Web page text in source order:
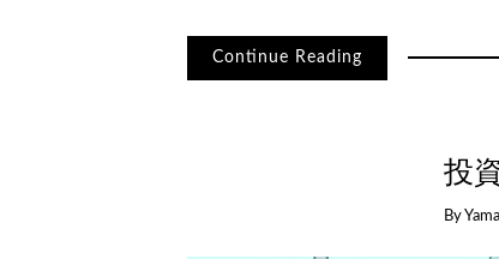
Continue Reading
投
By